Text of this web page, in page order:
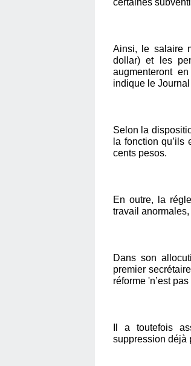
certaines
Ainsi, le salaire
dollar) et les
augmenteront
indique le
Selon la
la fonction
cents pesos.
En outre, la
travail
Dans son
premier
réforme 'n’est
Il a toutefois
suppression déjà